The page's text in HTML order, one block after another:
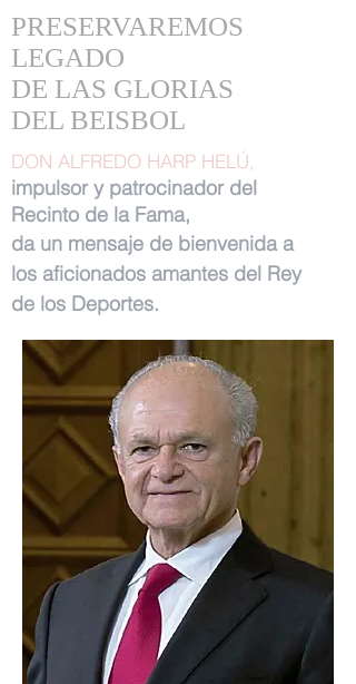
PRESERVAREMOS
LEGADO
DE LAS GLORIAS
DEL BEISBOL
DON ALFREDO HARP HELÚ,
impulsor y patrocinador del
Recinto de la Fama,
da un mensaje de bienvenida a
los aficionados amantes del Rey
de los Deportes.